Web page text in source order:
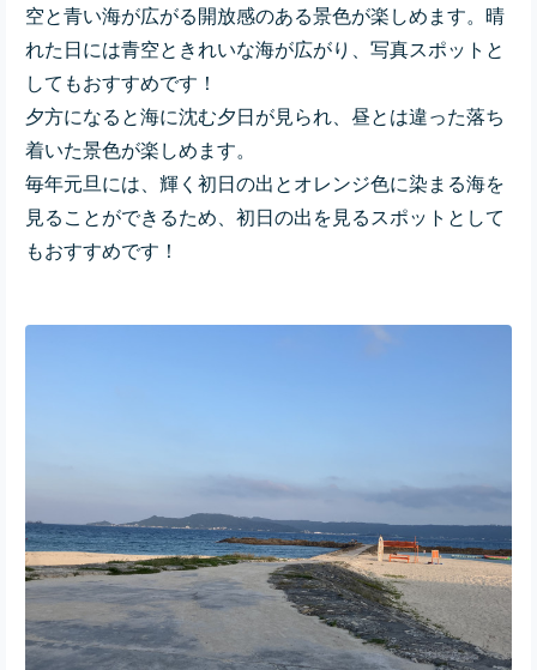
空と青い海が広がる開放感のある景色が楽しめます。晴
れた日には青空ときれいな海が広がり、写真スポットと
してもおすすめです！
夕方になると海に沈む夕日が見られ、昼とは違った落ち
着いた景色が楽しめます。
毎年元旦には、輝く初日の出とオレンジ色に染まる海を
見ることができるため、初日の出を見るスポットとして
もおすすめです！